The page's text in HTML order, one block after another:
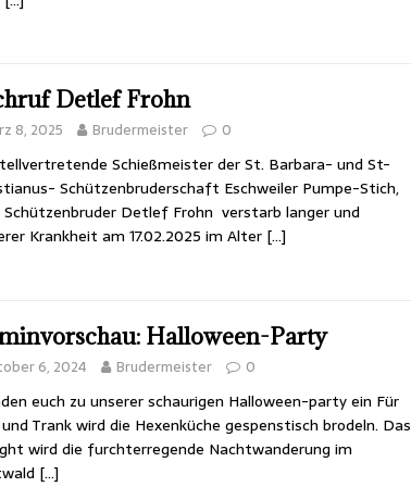
Detlef Frohn
8, 2025 Brudermeister 0
Schießmeister der St. Barbara- und St-
Schützenbruderschaft Eschweiler Pumpe-Stich,
Schützenbruder Detlef Frohn verstarb langer und
Krankheit am 17.02.2025 im Alter […]
Halloween-Party
6, 2024 Brudermeister 0
euch zu unserer schaurigen Halloween-party ein Für
Trank wird die Hexenküche gespenstisch brodeln. Das
wird die furchterregende Nachtwanderung im
[…]